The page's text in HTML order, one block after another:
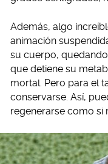
Además, algo
animación
su cuerpo,
que detiene su
mortal. Pero para el
conservarse. Así,
regenerarse como si